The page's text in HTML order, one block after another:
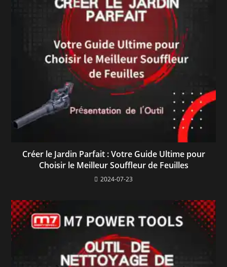
Créer le Jardin Parfait : Votre Guide Ultime pour
Choisir le Meilleur Souffleur de Feuilles
2024-07-23